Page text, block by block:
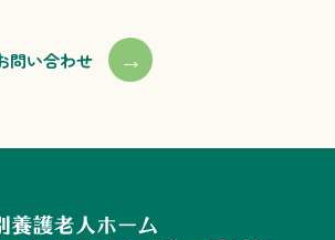
問い合わせ →